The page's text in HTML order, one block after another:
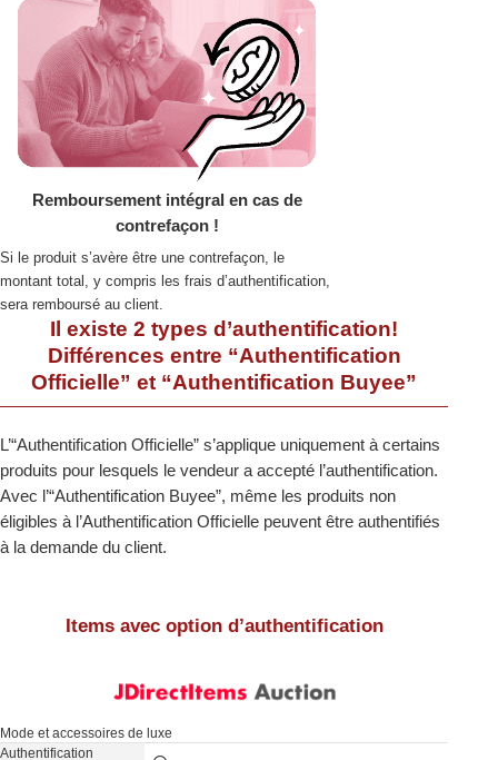
Remboursement intégral en cas de
contrefaçon !
Si le produit s’avère être une contrefaçon, le
montant total, y compris les frais d’authentification,
sera remboursé au client.
Il existe 2 types d’authentification!
Différences entre “Authentification
Officielle” et “Authentification Buyee”
L’“Authentification Officielle” s’applique uniquement à certains
produits pour lesquels le vendeur a accepté l’authentification.
Avec l’“Authentification Buyee”, même les produits non
éligibles à l’Authentification Officielle peuvent être authentifiés
à la demande du client.
Items avec option d’authentification
Mode et accessoires de luxe